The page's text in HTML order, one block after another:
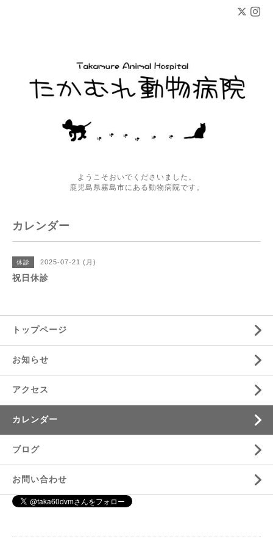
ようこそおいでくださいました。
鹿児島県霧島市にある動物病院です。
カレンダー
休診 2025-07-21 (月)
祝日休診
トップページ
お知らせ
アクセス
カレンダー
ブログ
お問い合わせ